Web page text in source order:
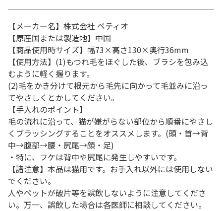
【メーカー名】株式会社 ペティオ
【原産国または製造地】中国
【商品使用時サイズ】幅73×高さ130×奥行36mm
【使用方法】(1)もつれ毛をほぐした後、ブラシを包み込
むように軽く握ります。
(2)毛をかき分けて根元から毛先に向かって毛並みに沿っ
てやさしくとかしてください。
【手入れのポイント】
毛の流れに沿って、猫が嫌がらない部位から順番にやさし
くブラッシングすることをオススメします。(頭・首→背
中→腹部→腰・尻尾→顔・足)
・特に、フケは背中や尻尾に発生しやすいです。
【諸注意】本品は猫用です。お手入れ以外には使用しない
でください。
人やペットが破片等を誤飲しないように注意してくださ
い。万一、誤飲した場合は各医師に相談してください。